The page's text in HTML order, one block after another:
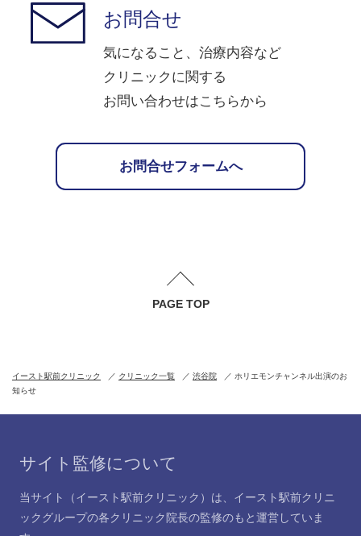
お問合せ
気になること、治療内容など
クリニックに関する
お問い合わせはこちらから
お問合せフォームへ
PAGE TOP
イースト駅前クリニック クリニック一覧 渋谷院
ホリエモンチャンネル出演のお
知らせ
サイト監修について
当サイト（イースト駅前クリニック）は、イースト駅前クリニ
ックグループの各クリニック院長の監修のもと運営していま